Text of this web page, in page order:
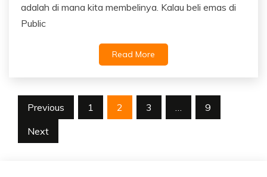
adalah di mana kita membelinya. Kalau beli emas di
Public
Read More
Posts
navigation
Previous 1 2 3
9
Next